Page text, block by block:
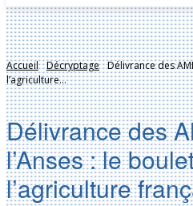
Accueil Décryptage Délivrance des
l’agriculture...
Délivrance des
l’Anses : le
l’agriculture